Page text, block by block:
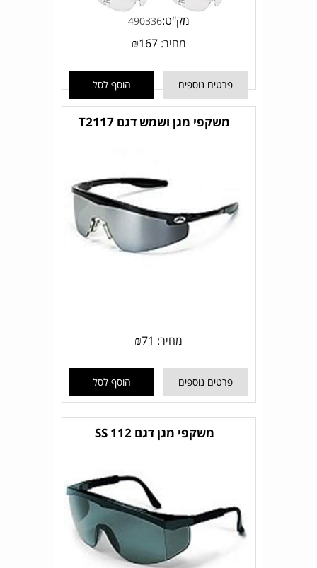
מק"ט:490336
מחיר: ₪167
פרטים נוספים הוסף לסל
משקפי מגן ושמש דגם T2117
מחיר: ₪71
פרטים נוספים הוסף לסל
משקפי מגן דגם SS 112